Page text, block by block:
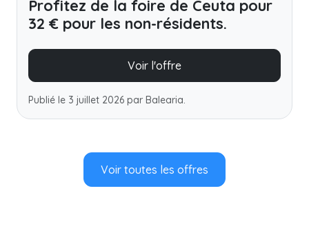
Profitez de la foire de Ceuta pour
32 € pour les non-résidents.
Voir l'offre
Publié le 3 juillet 2026 par Balearia.
Voir toutes les offres